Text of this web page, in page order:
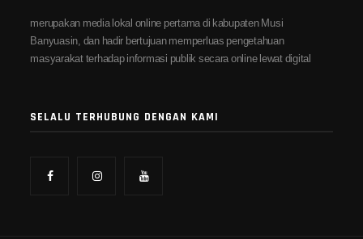
merupakan media lokal online pertama di kabupaten Musi
Banyuasin, dan hadir bertujuan memperluas pengetahuan
masyarakat terhadap informasi publik secara online lewat digital
SELALU TERHUBUNG DENGAN KAMI